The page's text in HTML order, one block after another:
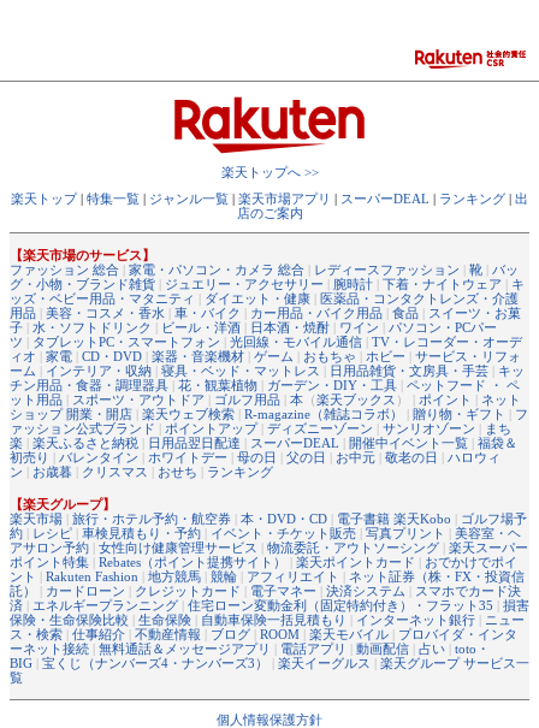
楽天トップへ >>
楽天トップ| 特集一覧 | ジャンル一覧 | 楽天市場アプリ | スーパーDEAL | ランキング | 出
店のご案内
【楽天市場のサービス】
ファッション 総合 | 家電・パソコン・カメラ 総合 | レディースファッション | 靴 | バッ
グ・小物・ブランド雑貨 | ジュエリー・アクセサリー | 腕時計 | 下着・ナイトウェア | キ
ッズ・ベビー用品・マタニティ | ダイエット・健康 | 医薬品・コンタクトレンズ・介護
用品 | 美容・コスメ・香水 | 車・バイク | カー用品・バイク用品 | 食品 | スイーツ・お菓
子 | 水・ソフトドリンク | ビール・洋酒 | 日本酒・焼酎 | ワイン | パソコン・PCパー
ツ | タブレットPC・スマートフォン | 光回線・モバイル通信 | TV・レコーダー・オーデ
ィオ | 家電 | CD・DVD | 楽器・音楽機材 | ゲーム | おもちゃ | ホビー | サービス・リフォ
ーム | インテリア・収納 | 寝具・ベッド・マットレス | 日用品雑貨・文房具・手芸 | キッ
チン用品・食器・調理器具 | 花・観葉植物 | ガーデン・DIY・工具 | ペットフード ・ ペ
ット用品 | スポーツ・アウトドア | ゴルフ用品 | 本 （楽天ブックス ） | ポイント | ネット
ショップ 開業・開店 | 楽天ウェブ検索 | R-magazine（雑誌コラボ） | 贈り物・ギフト | フ
ァッション公式ブランド | ポイントアップ| ディズニーゾーン | サンリオゾーン | まち
楽 | 楽天ふるさと納税 | 日用品翌日配達 | スーパーDEAL | 開催中イベント一覧 | 福袋＆
初売り | バレンタイン | ホワイトデー | 母の日 | 父の日 | お中元 | 敬老の日 | ハロウィ
ン | お歳暮 | クリスマス | おせち | ランキング
【楽天グループ】
楽天市場 | 旅行・ホテル予約・航空券 | 本・DVD・CD | 電子書籍 楽天Kobo | ゴルフ場予
約 | レシピ | 車検見積もり・予約 | イベント・チケット販売 | 写真プリント | 美容室・ヘ
アサロン予約 | 女性向け健康管理サービス | 物流委託・アウトソーシング | 楽天スーパー
ポイント特集 | Rebates（ポイント提携サイト） | 楽天ポイントカード | おでかけでポイ
ント | Rakuten Fashion | 地方競馬 | 競輪 | アフィリエイト | ネット証券（株・FX・投資信
託）
| カードローン | クレジットカード | 電子マネー | 決済システム | スマホでカード決
済 | エネルギープランニング | 住宅ローン変動金利（固定特約付き）・フラット35 | 損害
保険・生命保険比較 | 生命保険 | 自動車保険一括見積もり | インターネット銀行 | ニュー
ス・検索 | 仕事紹介 | 不動産情報 | ブログ | ROOM | 楽天モバイル | プロバイダ・インタ
ーネット接続 | 無料通話＆メッセージアプリ | 電話アプリ | 動画配信 | 占い | toto・
BIG | 宝くじ（ナンバーズ4・ナンバーズ3） | 楽天イーグルス | 楽天グループ サービス一
覧
個人情報保護方針